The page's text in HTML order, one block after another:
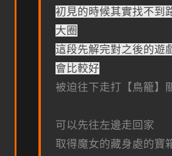
初見的時候其實找不到
大圈
這段先解完對之後的遊
會比較好
被迫往下走打【鳥籠】
可以先往左邊走回家
取得魔女的藏身處的寶